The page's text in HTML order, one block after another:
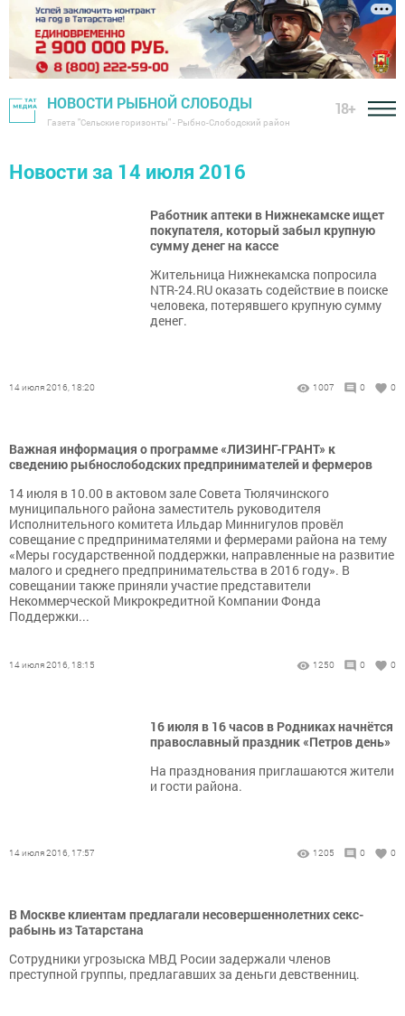
НОВОСТИ РЫБНОЙ СЛОБОДЫ
Газета "Сельские горизонты" - Рыбно-Слободский район
18+
Новости за 14 июля 2016
Работник аптеки в Нижнекамске ищет
покупателя, который забыл крупную
сумму денег на кассе
Жительница Нижнекамска попросила
NTR-24.RU оказать содействие в поиске
человека, потерявшего крупную сумму
денег.
14 июля 2016, 18:20 1007 0 0
Важная информация о программе «ЛИЗИНГ-ГРАНТ» к
сведению рыбнослободских предпринимателей и фермеров
14 июля в 10.00 в актовом зале Совета Тюлячинского
муниципального района заместитель руководителя
Исполнительного комитета Ильдар Миннигулов провёл
совещание с предпринимателями и фермерами района на тему
«Меры государственной поддержки, направленные на развитие
малого и среднего предпринимательства в 2016 году». В
совещании также приняли участие представители
Некоммерческой Микрокредитной Компании Фонда
Поддержки...
14 июля 2016, 18:15 1250 0 0
16 июля в 16 часов в Родниках начнётся
православный праздник «Петров день»
На празднования приглашаются жители
и гости района.
14 июля 2016, 17:57 1205 0 0
В Москве клиентам предлагали несовершеннолетних секс-
рабынь из Татарстана
Сотрудники угрозыска МВД Росии задержали членов
преступной группы, предлагавших за деньги девственниц.